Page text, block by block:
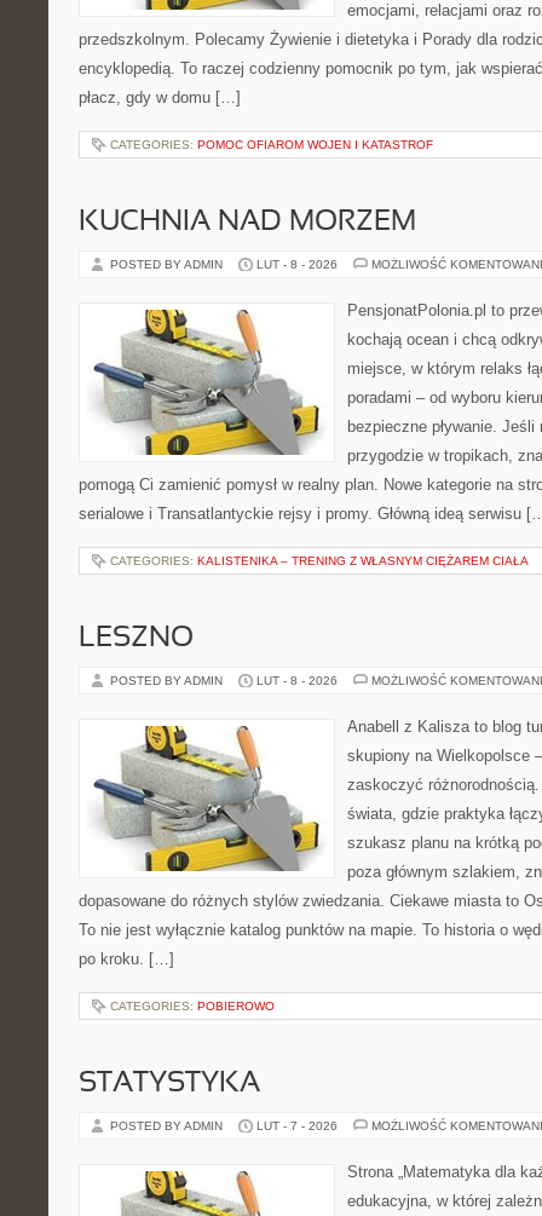
emocjami, relacjami oraz
przedszkolnym. Polecamy Żywienie i dietetyka i Porady dla
encyklopedią. To raczej codzienny pomocnik po tym, jak
płacz, gdy w domu […]
CATEGORIES: POMOC OFIAROM WOJEN I KATASTROF
KUCHNIA NAD MORZEM
POSTED BY ADMIN LUT - 8 - 2026 MOŻLIWOŚĆ
PensjonatPolonia.pl to
kochają ocean i chcą
miejsce, w którym relaks
poradami – od wyboru
bezpieczne pływanie.
przygodzie w tropikach,
pomogą Ci zamienić pomysł w realny plan. Nowe kategorie na
serialowe i Transatlantyckie rejsy i promy. Główną ideą serwisu
CATEGORIES: KALISTENIKA – TRENING Z WŁASNYM CIĘŻAREM CIAŁA
LESZNO
POSTED BY ADMIN LUT - 8 - 2026 MOŻLIWOŚĆ
Anabell z Kalisza to blog
skupiony na Wielkopolsce
zaskoczyć
świata, gdzie praktyka
szukasz planu na krótką
poza głównym szlakiem,
dopasowane do różnych stylów zwiedzania. Ciekawe miasta to
To nie jest wyłącznie katalog punktów na mapie. To historia o
po kroku. […]
CATEGORIES: POBIEROWO
STATYSTYKA
POSTED BY ADMIN LUT - 7 - 2026 MOŻLIWOŚĆ
Strona „Matematyka dla
edukacyjna, w której